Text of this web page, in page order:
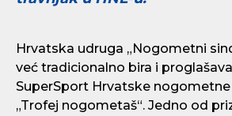
Hrvatska udruga „Nogometni
već tradicionalno bira i
SuperSport Hrvatske
„Trofej nogometaš“. Jedno od